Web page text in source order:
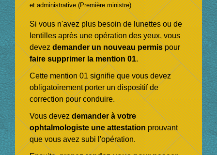
et administrative (Première ministre)
Si vous n'avez plus besoin de lunettes ou de
lentilles après une opération des yeux, vous
devezdemander un nouveau permispour
faire supprimer la mention 01.
Cette mention 01 signifie que vous devez
obligatoirement porter un dispositif de
correction pour conduire.
Vous devezdemander à votre
ophtalmologiste une attestationprouvant
que vous avez subi l'opération.